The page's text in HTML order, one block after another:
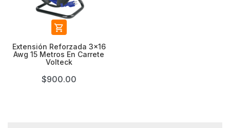

Extensión Reforzada 3x16
Awg 15 Metros En Carrete
Volteck
$900.00